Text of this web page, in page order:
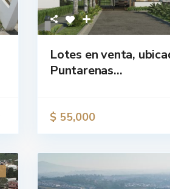
Lotes en venta,
Puntarenas...
$ 55,000